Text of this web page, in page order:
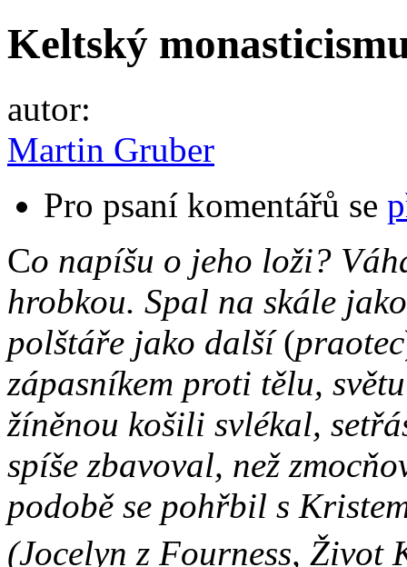
Keltský
autor:
Martin Gruber
Pro psaní komentářů se
Co napíšu o jeho loži?
hrobkou. Spal na skále
polštáře jako další(praotec
zápasníkem proti tělu,
žíněnou košili svlékal,
spíše zbavoval, než
podobě se pohřbil s
(Jocelyn z Fourness, Život